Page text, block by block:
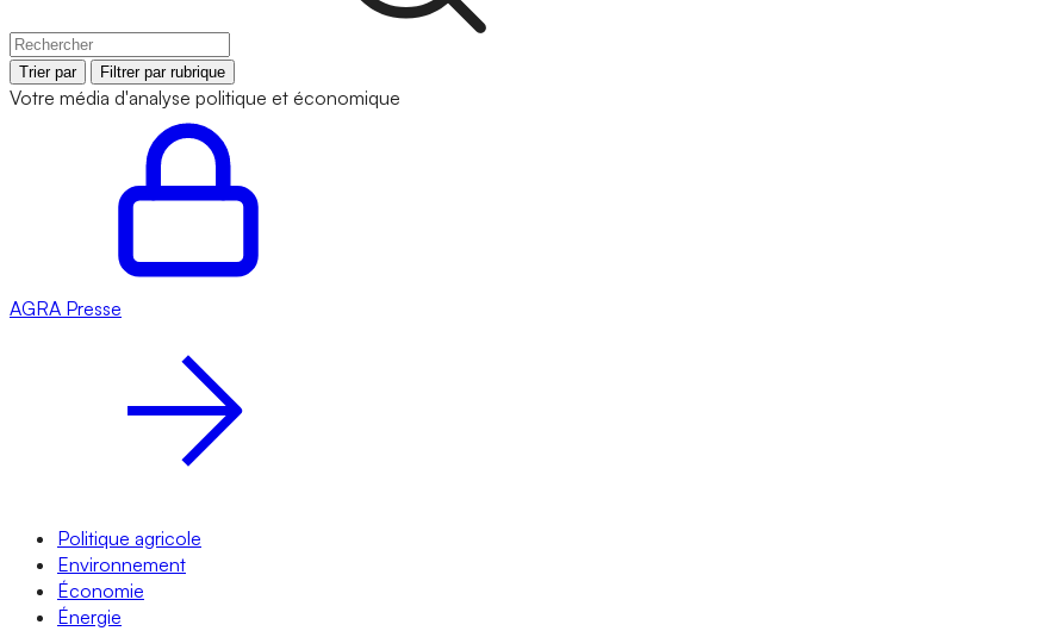
Trier par Filtrer par rubrique
Votre média d'analyse politique et économique
AGRA Presse
Politique agricole
Environnement
Économie
Énergie